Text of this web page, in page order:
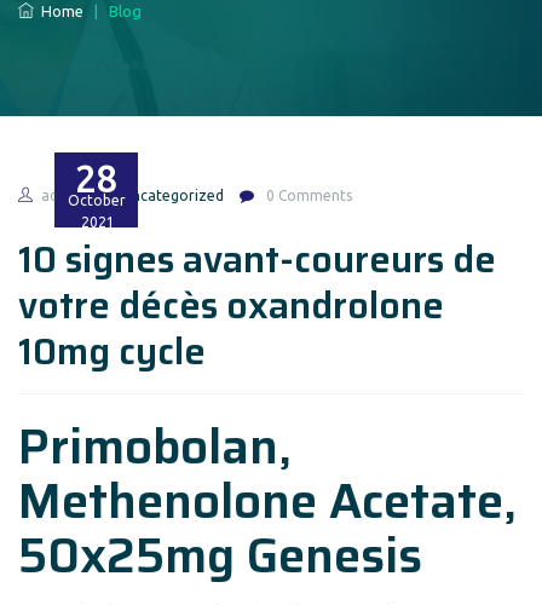
Home Blog
28
October
2021
admin Uncategorized 0 Comments
10 signes avant-coureurs de
votre décès oxandrolone
10mg cycle
Primobolan,
Methenolone Acetate,
50x25mg Genesis